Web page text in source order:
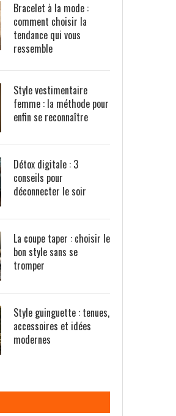
Bracelet à la mode :
comment choisir la
tendance qui vous
ressemble
Style vestimentaire
femme : la méthode pour
enfin se reconnaître
Détox digitale : 3
conseils pour
déconnecter le soir
La coupe taper : choisir le
bon style sans se
tromper
Style guinguette : tenues,
accessoires et idées
modernes